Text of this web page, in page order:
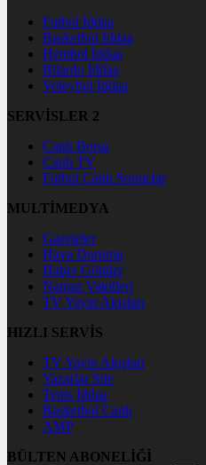
Futbol İddaa
Basketbol İddaa
Hentbol İddaa
Bilardo İddaa
Voleybol İddaa
SERVİSLER 2
Canlı Borsa
Canlı TV
Futbol Canlı Sonuçlar
MULTİMEDYA
Gazeteler
Hava Durumu
Haber Gönder
Namaz Vakitleri
TV Yayın Akışları
HIZLI SERVİS
TV Yayın Akışları
Yazarlar Site
Tenis İddaa
Basketbol Canlı
AMP
BÜLTEN ABONELİĞİ